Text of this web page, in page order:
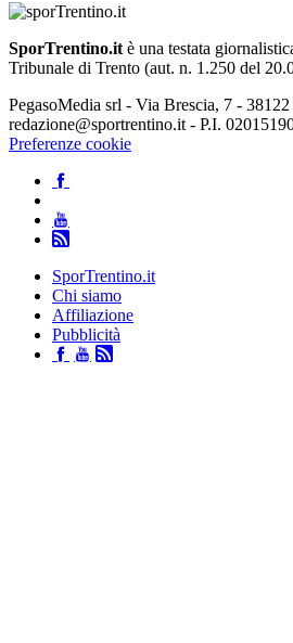
SporTrentino.itè una testata
Tribunale di Trento (aut. n. 1.250 del
PegasoMedia srl - Via Brescia, 7 -
redazione@sportrentino.it - P.I.
Preferenze cookie
SporTrentino.it
Chi siamo
Affiliazione
Pubblicità